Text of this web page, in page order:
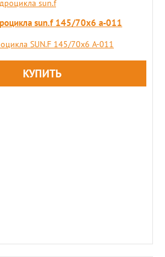
sun.f 145/70х6 а-011
SUN.F 145/70х6 А-011